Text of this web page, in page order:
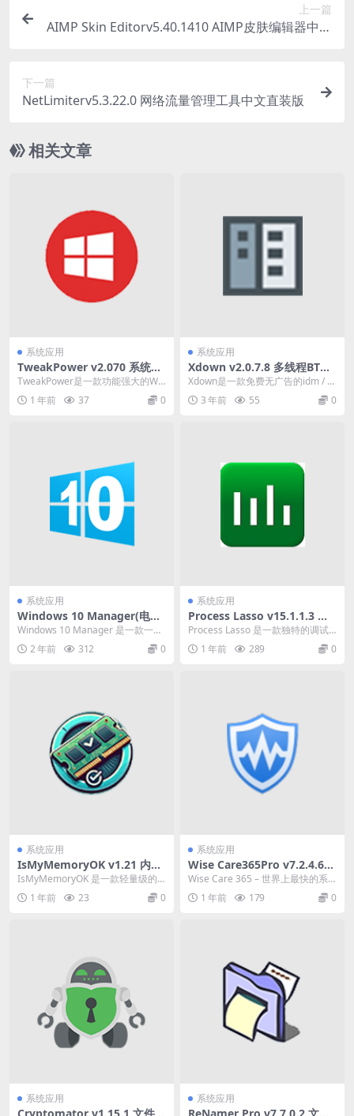
上一篇
AIMP Skin Editorv5.40.1410 AIMP皮肤编辑器中文
下一篇
NetLimiterv5.3.22.0 网络流量管理工具中文直装版
相关文章
系统应用
TweakPower v2.070 系统优
化工具中文绿色版
TweakPower是一款功能强大的Win
dows系统优化工具，它可以帮助用
户优...1 年前 37 0
系统应用
Xdown v2.0.7.8 多线程BT种
子下载 绿色版 URL/FTP/torr
ent
Xdown是一款免费无广告的idm / to
rrent 合成体，不仅能下载种子，...
3 年前 55 0
系统应用
Windows 10 Manager(电脑
优化清理)v3.9.3 / v2.0.4 中文
破解便携式版
Windows 10 Manager 是一款一体
电脑化优清理软件。是 Windo...
2 年前 312 0
系统应用
Process Lasso v15.1.1.3 一
款独特的调试进程级别的系统
优化工具
Process Lasso 是一款独特的调试
进程级别的系统优化工具，主要功
能是基...
1 年前 289 0
系统应用
IsMyMemoryOK v1.21 内存
检测工具中文绿色版
IsMyMemoryOK 是一款轻量级的
内存检测工具，专为帮助用户检测
和诊断计算...
1 年前 23 0
系统应用
Wise Care365Pro v7.2.4.697
系统优化清理工具多语便携版
下载
Wise Care 365 – 世界上最快的系
统优化软件！它具有电脑体检、系
统清...1 年前 179 0
系统应用 系统应用